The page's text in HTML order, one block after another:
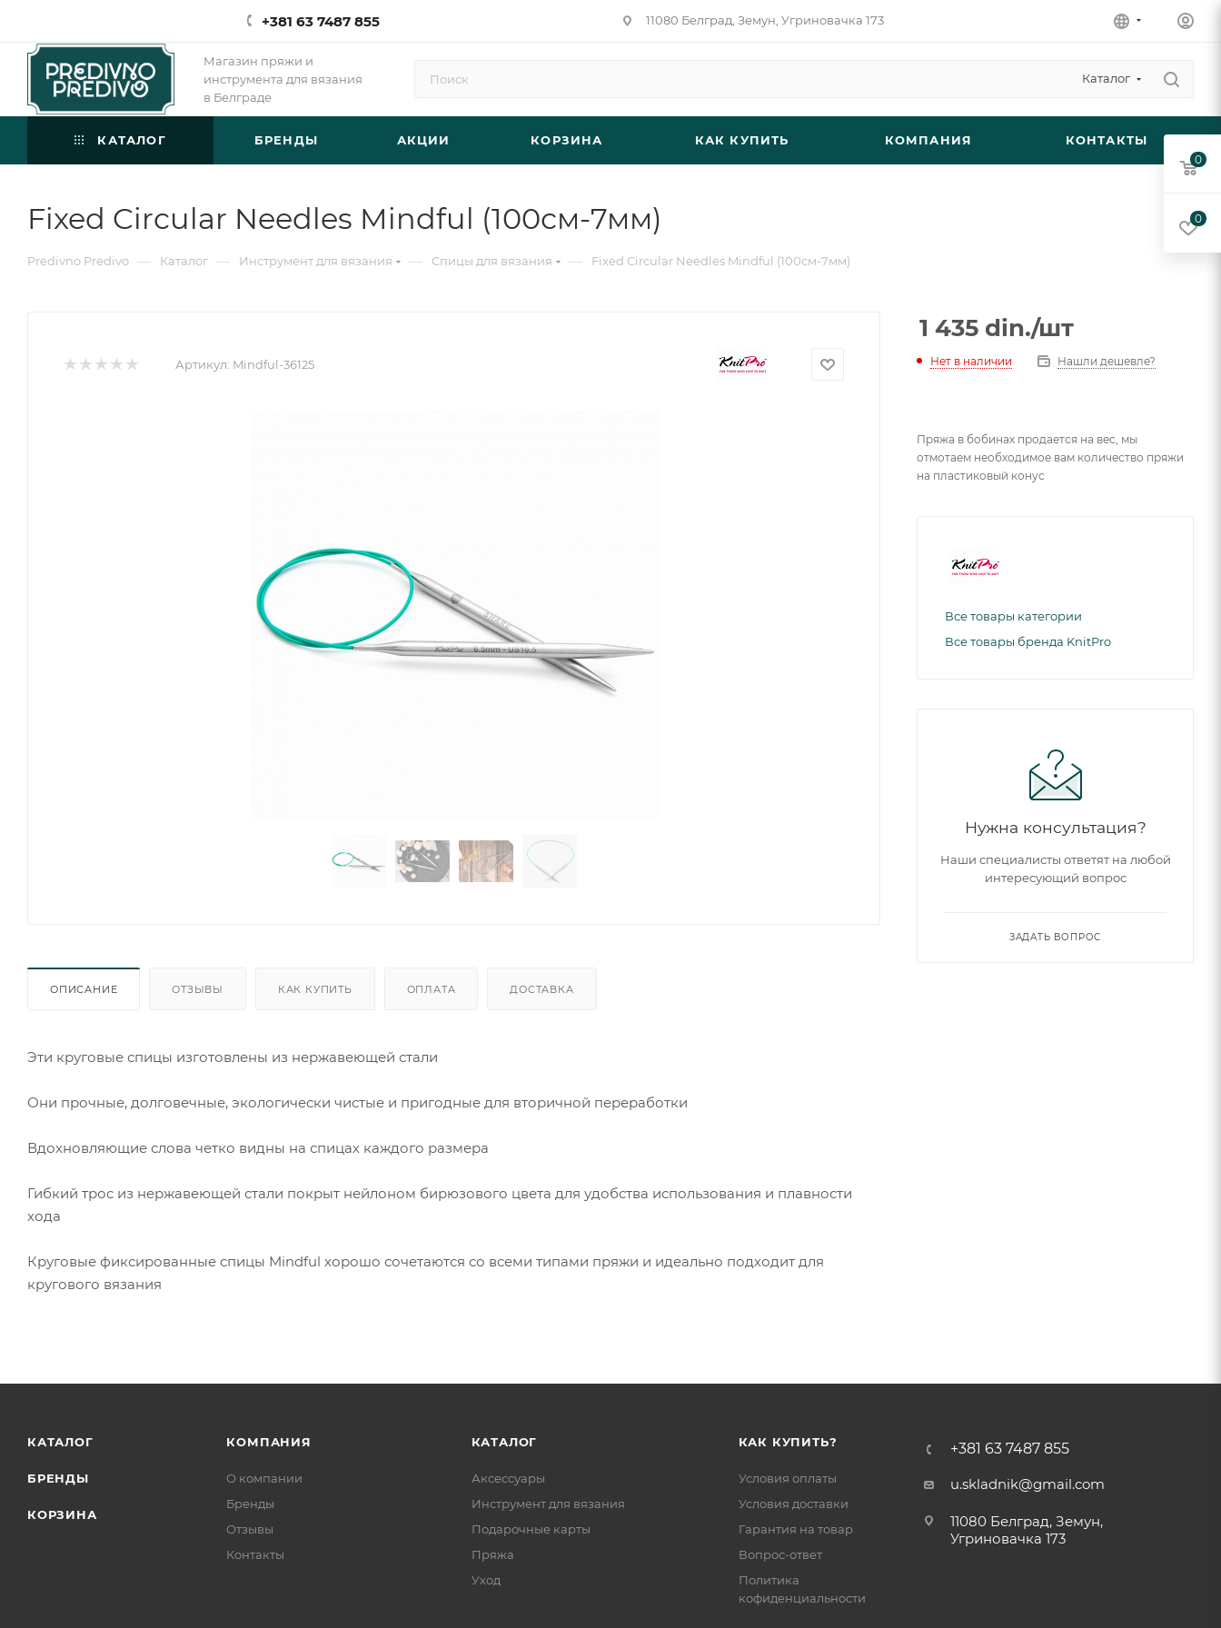
+381 63 7487 855 11080 Белград, Земун, Угриновачка 173
Магазин пряжи и
инструмента для вязания
в Белграде
Каталог
КАТАЛОГ БРЕНДЫ АКЦИИ КОРЗИНА КАК КУПИТЬ КОМПАНИЯ КОНТАКТЫ
Fixed Circular Needles Mindful (100см-7мм)
Predivno Predivo — Каталог — Инструмент для вязания — Спицы для вязания — Fixed Circular Needles Mindful (100см-7мм)
Артикул: Mindful-36125
ОПИСАНИЕ ОТЗЫВЫ КАК КУПИТЬ ОПЛАТА ДОСТАВКА
Эти круговые спицы изготовлены из нержавеющей стали
Они прочные, долговечные, экологически чистые и пригодные для вторичной переработки
Вдохновляющие слова четко видны на спицах каждого размера
Гибкий трос из нержавеющей стали покрыт нейлоном бирюзового цвета для удобства использования и плавности
хода
Круговые фиксированные спицы Mindful хорошо сочетаются со всеми типами пряжи и идеально подходит для
кругового вязания
1 435 din./шт
Нет в наличии Нашли дешевле?
Пряжа в бобинах продается на вес, мы
отмотаем необходимое вам количество пряжи
на пластиковый конус
Все товары категории
Все товары бренда KnitPro
Нужна консультация?
Наши специалисты ответят на любой
интересующий вопрос
ЗАДАТЬ ВОПРОС
КАТАЛОГ
БРЕНДЫ
КОРЗИНА
КОМПАНИЯ
О компании
Бренды
Отзывы
Контакты
КАТАЛОГ
Аксессуары
Инструмент для вязания
Подарочные карты
Пряжа
Уход
КАК КУПИТЬ?
Условия оплаты
Условия доставки
Гарантия на товар
Вопрос-ответ
Политика
кофиденциальности
+381 63 7487 855
u.skladnik@gmail.com
11080 Белград, Земун,
Угриновачка 173
0
0